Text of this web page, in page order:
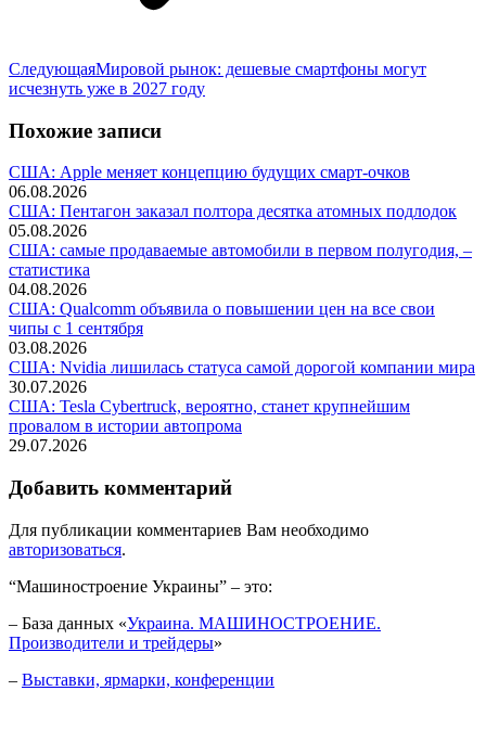
СледующаяСледующая
запись:
Мировой рынок: дешевые смартфоны могут
исчезнуть уже в 2027 году
Похожие записи
США: Apple меняет концепцию будущих смарт-очков
06.08.2026
США: Пентагон заказал полтора десятка атомных подлодок
05.08.2026
США: самые продаваемые автомобили в первом полугодия, –
статистика
04.08.2026
США: Qualcomm объявила о повышении цен на все свои
чипы с 1 сентября
03.08.2026
США: Nvidia лишилась статуса самой дорогой компании мира
30.07.2026
США: Tesla Cybertruck, вероятно, станет крупнейшим
провалом в истории автопрома
29.07.2026
Добавить комментарий
Для публикации комментариев Вам необходимо
авторизоваться.
“Машиностроение Украины” – это:
– База данных «Украина. МАШИНОСТРОЕНИЕ.
Производители и трейдеры»
– Выставки, ярмарки, конференции